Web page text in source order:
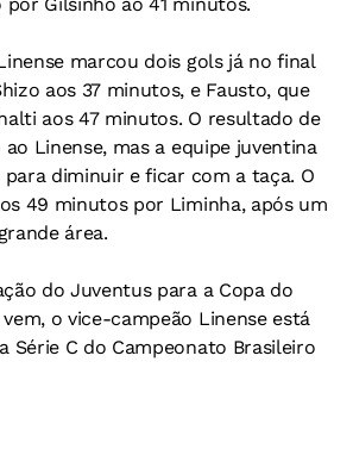
marcou dois gols já no final
aos 37 minutos, e Fausto, que
aos 47 minutos. O resultado de
Linense, mas a equipe juventina
diminuir e ficar com a taça. O
49 minutos por Liminha, após um
área.
do Juventus para a Copa do
o vice-campeão Linense está
Série C do Campeonato Brasileiro